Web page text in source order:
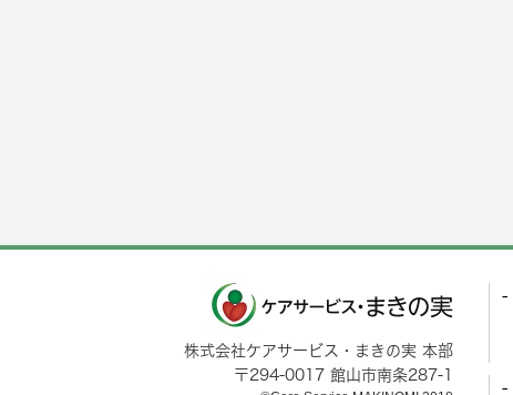
株式会社ケアサービス・まきの実 本部
〒294-0017 館山市南条287-1